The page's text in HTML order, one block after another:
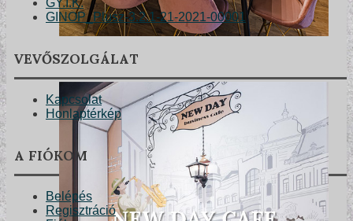
GY.I.K.
GINOP_Plusz-3.2.1-21-2021-00001
VEVŐSZOLGÁLAT
Kapcsolat
Honlaptérkép
A FIÓKOM
Belépés
Regisztráció